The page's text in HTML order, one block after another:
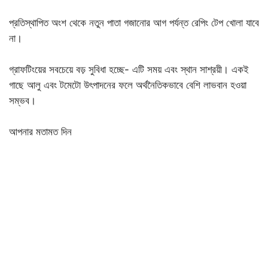
প্রতিস্থাপিত অংশ থেকে নতুন পাতা গজানোর আগ পর্যন্ত রেপিং টেপ খোলা যাবে
না।
গ্রাফটিংয়ের সবচেয়ে বড় সুবিধা হচ্ছে- এটি সময় এবং স্থান সাশ্রয়ী। একই
গাছে আলু এবং টমেটো উৎপাদনের ফলে অর্থনৈতিকভাবে বেশি লাভবান হওয়া
সম্ভব।
আপনার মতামত দিন